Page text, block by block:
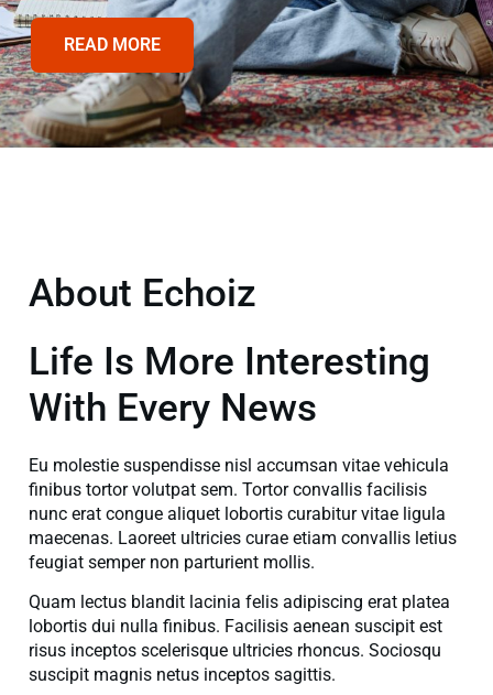
READ MORE
About Echoiz
Life Is More Interesting
With Every News
Eu molestie suspendisse nisl accumsan vitae vehicula
finibus tortor volutpat sem. Tortor convallis facilisis
nunc erat congue aliquet lobortis curabitur vitae ligula
maecenas. Laoreet ultricies curae etiam convallis letius
feugiat semper non parturient mollis.
Quam lectus blandit lacinia felis adipiscing erat platea
lobortis dui nulla finibus. Facilisis aenean suscipit est
risus inceptos scelerisque ultricies rhoncus. Sociosqu
suscipit magnis netus inceptos sagittis.